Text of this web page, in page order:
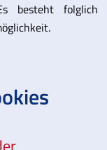
besteht folglich